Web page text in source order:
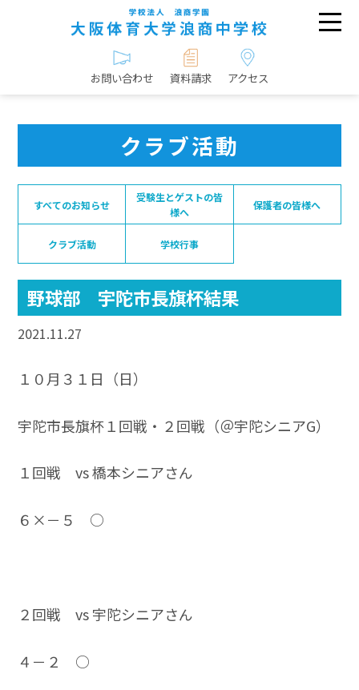
お問い合わせ 資料請求 アクセス
クラブ活動
すべてのお知らせ
受験生とゲストの皆
様へ
保護者の皆様へ
クラブ活動 学校行事
野球部 宇陀市長旗杯結果
2021.11.27
１０月３１日（日）
宇陀市長旗杯１回戦・２回戦（＠宇陀シニアG）
１回戦 vs 橋本シニアさん
６×－５ ○
２回戦 vs 宇陀シニアさん
４－２ ○